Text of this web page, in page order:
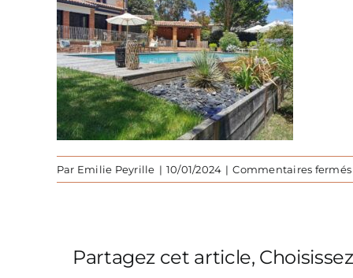
Par Emilie Peyrille | 10/01/2024 | Commentaires fermés
Partagez cet article,